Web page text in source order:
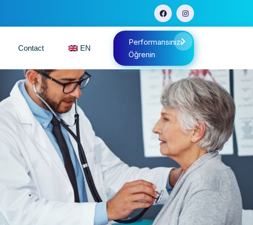
Contact EN
Performansınızı
Öğrenin